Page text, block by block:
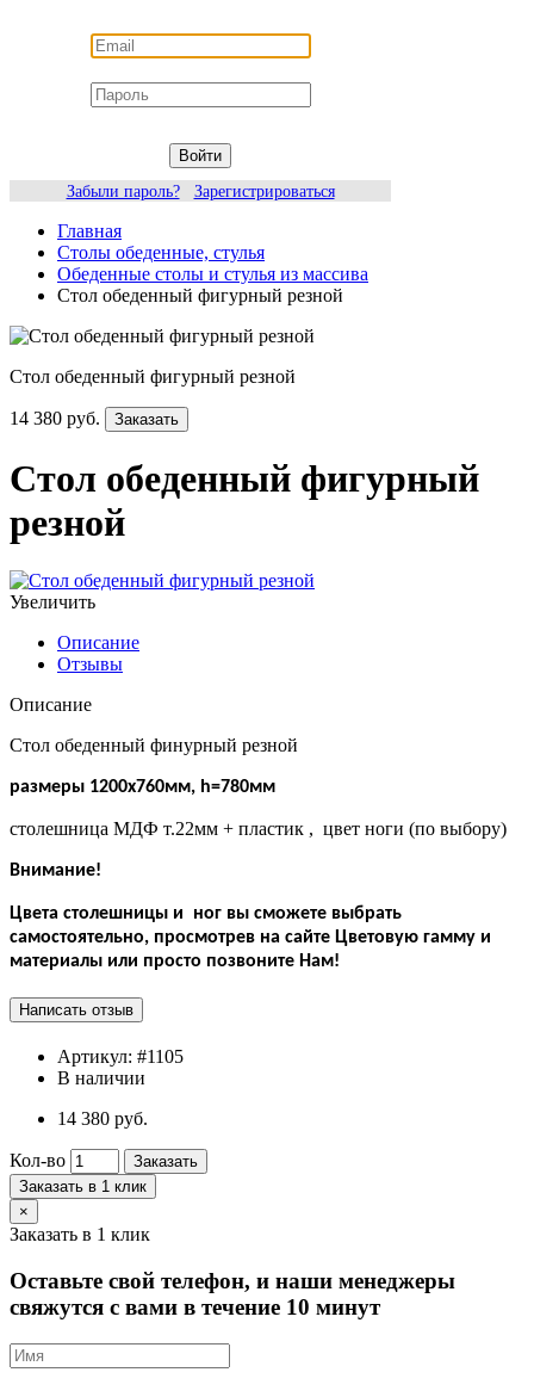
Войти
Забыли пароль?
Зарегистрироваться
Главная
Столы обеденные, стулья
Обеденные столы и стулья из массива
Стол обеденный фигурный резной
Стол обеденный фигурный резной
14 380 руб. Заказать
Стол обеденный фигурный
резной
Увеличить
Описание
Отзывы
Описание
Стол обеденный финурный резной
размеры 1200х760мм, h=780мм
столешница МДФ т.22мм + пластик , цвет ноги (по выбору)
Внимание!
Цвета столешницы и ног вы сможете выбрать
самостоятельно, просмотрев на сайте Цветовую гамму и
материалы или просто позвоните Нам!
Артикул: #1105
В наличии
14 380 руб.
Кол-во
Заказать
Заказать в 1 клик
×
Заказать в 1 клик
Оставьте свой телефон, и наши менеджеры
свяжутся с вами в течение 10 минут